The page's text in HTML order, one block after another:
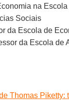
na
Sociais
da Escola de
da Escola de
Thomas Piketty: